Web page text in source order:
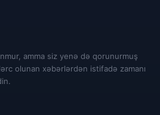
amma siz yenə də qorunurmuş
olunan xəbərlərdən istifadə zamanı